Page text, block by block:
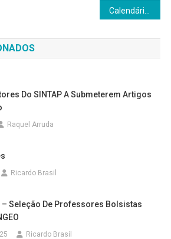
Do SINTAP A Submeterem Artigos
Raquel Arruda
Ricardo Brasil
– Seleção De Professores Bolsistas
Ricardo Brasil